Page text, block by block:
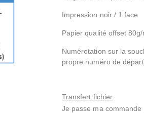
Impression noir / 1 face
Papier qualité offset
Numérotation sur la
propre numéro de
Transfert fichier
Je passe ma commande